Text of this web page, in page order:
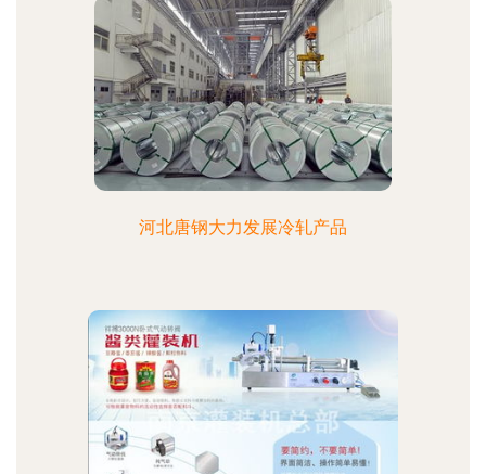
河北唐钢大力发展冷轧产品